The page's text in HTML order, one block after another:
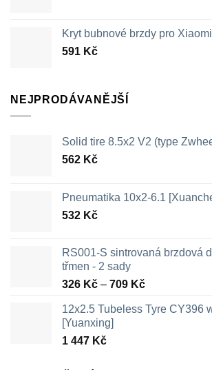
Kryt bubnové brzdy pro
591 Kč
NEJPRODÁVANĚJŠÍ
Solid tire 8.5x2 V2 (type
562 Kč
Pneumatika 10x2-6.1
532 Kč
RS001-S sintrovaná brzdová
třmen - 2 sady
326 Kč – 709 KčRozpětí
326 Kč
12x2.5 Tubeless Tyre CY396
[Yuanxing]
1 447 Kč